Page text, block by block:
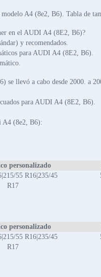
A4 (8e2, B6). Tabla de
en el AUDI A4 (8E2, B6)?
y recomendados.
para AUDI A4 (8E2, B6).
se llevó a cabo desde 2000. a
para AUDI A4 (8E2, B6).
A4 (8e2, B6):
personalizado
55 R16|235/45
R17
personalizado
55 R16|235/45
R17